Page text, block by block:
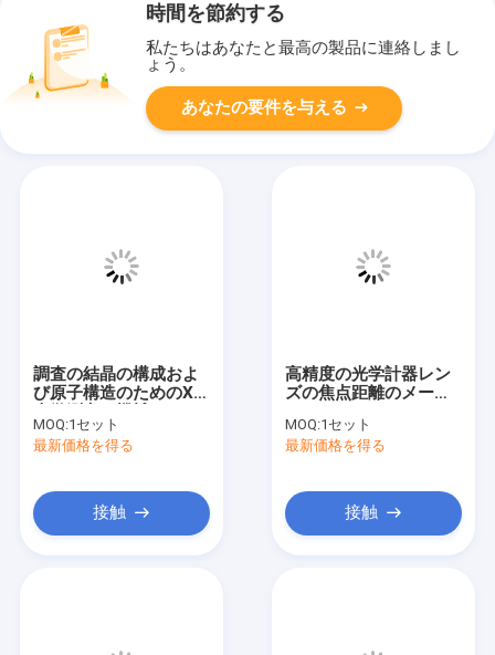
時間を節約する
私たちはあなたと最高の製品に連絡しまし
ょう。
あなたの要件を与える
調査の結晶の構成およ
び原子構造のためのXrd
MOQ:1セット
最新価格を得る
接触
高精度の光学計器レン
ズの焦点距離のメート
MOQ:1セット
最新価格を得る
接触